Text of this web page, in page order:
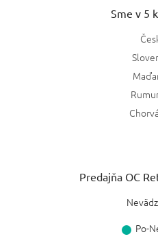
Sme v 5
Predajňa OC
Po-